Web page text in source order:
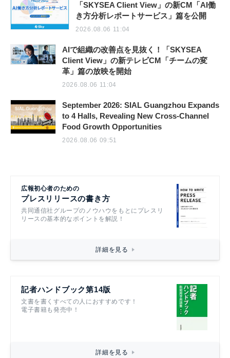
「SKYSEA Client View」の新CM「AI働
き方分析レポートサービス」篇を公開
2026.08.06 11:04
AIで組織の改善点を見抜く！「SKYSEA
Client View」の新テレビCM「チームの変
革」篇の放映を開始
2026.08.06 11:04
September 2026: SIAL Guangzhou Expands
to 4 Halls, Revealing New Cross-Channel
Food Growth Opportunities
2026.08.06 09:51
広報初心者のための
プレスリリースの書き方
共同通信社グループのノウハウをもとにプレスリ
リースの基本的なポイントを解説！
詳細を見る
記者ハンドブック第14版
文書を書くすべての人におすすめです！
電子書籍も発売中！
詳細を見る